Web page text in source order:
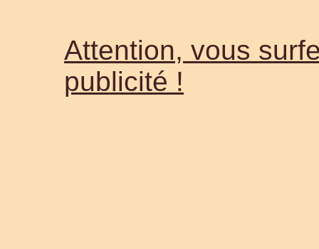
Attention, vous
publicité !